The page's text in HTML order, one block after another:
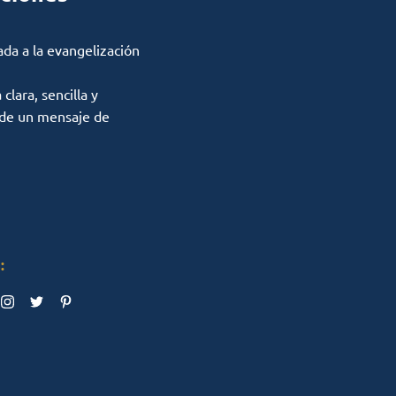
a la evangelización
sencilla y
un mensaje de